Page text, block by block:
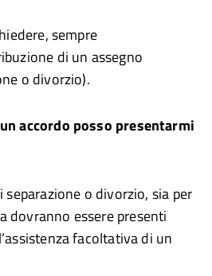
sempre
di un assegno
o divorzio).
accordo posso presentarmi
separazione o divorzio, sia per
dovranno essere presenti
facoltativa di un